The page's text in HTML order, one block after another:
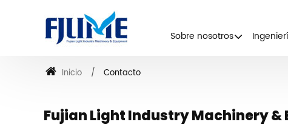
Sobre nosotros
Inicio Contacto
Fujian Light Industry Machinery &